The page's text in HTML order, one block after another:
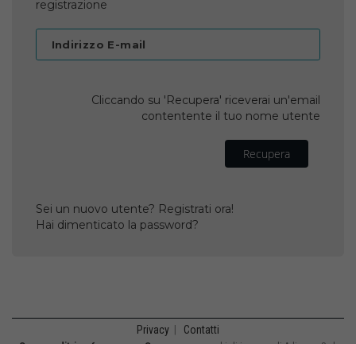
registrazione
Indirizzo E-mail
Cliccando su 'Recupera' riceverai un'email
contentente il tuo nome utente
Recupera
Sei un nuovo utente? Registrati ora!
Hai dimenticato la password?
Privacy Contatti